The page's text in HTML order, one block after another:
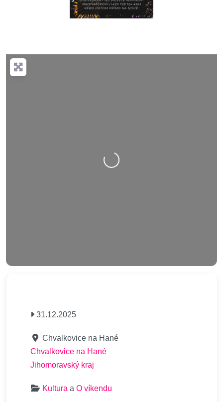
Nahrávání….
31.12.2025
Chvalkovice na Hané
Chvalkovice na Hané
Jihomoravský kraj
Kultura a O víkendu